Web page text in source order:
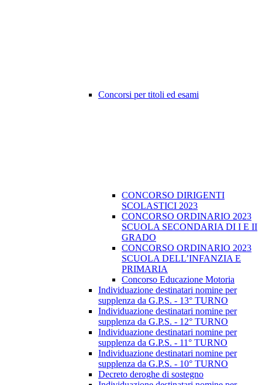
Concorsi per titoli ed esami
CONCORSO DIRIGENTI
SCOLASTICI 2023
CONCORSO ORDINARIO 2023
SCUOLA SECONDARIA DI I E II
GRADO
CONCORSO ORDINARIO 2023
SCUOLA DELL’INFANZIA E
PRIMARIA
Concorso Educazione Motoria
Individuazione destinatari nomine per
supplenza da G.P.S. - 13° TURNO
Individuazione destinatari nomine per
supplenza da G.P.S. - 12° TURNO
Individuazione destinatari nomine per
supplenza da G.P.S. - 11° TURNO
Individuazione destinatari nomine per
supplenza da G.P.S. - 10° TURNO
Decreto deroghe di sostegno